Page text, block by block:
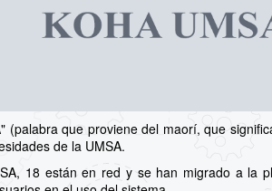
(palabra que proviene del maorí, que
de la UMSA.
18 están en red y se han migrado a la